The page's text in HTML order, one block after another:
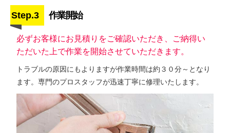
Step.3 作業開始
必ずお客様にお見積りをご確認いただき、ご納得い
ただいた上で作業を開始させていただきます。
トラブルの原因にもよりますが作業時間は約３０分～となり
ます。専門のプロスタッフが迅速丁寧に修理いたします。